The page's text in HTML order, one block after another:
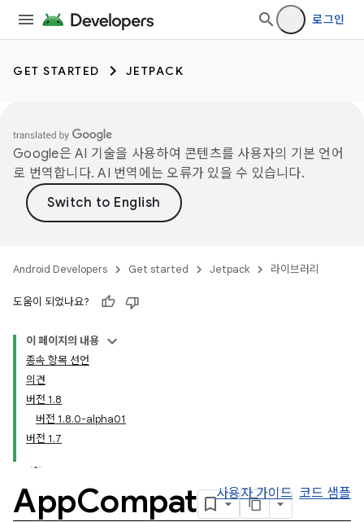
로그인
GET STARTED JETPACK
Google은 AI 기술을 사용하여 콘텐츠를 사용자의 기본 언어
로 번역합니다. AI 번역에는 오류가 있을 수 있습니다.
Android Developers Get started Jetpack 라이브러리
도움이 되었나요?
이 페이지의 내용
종속 항목 선언
의견
버전 1.8
버전 1.8.0-alpha01
버전 1.7
AppCompat 사용자 가이드 코드 샘플